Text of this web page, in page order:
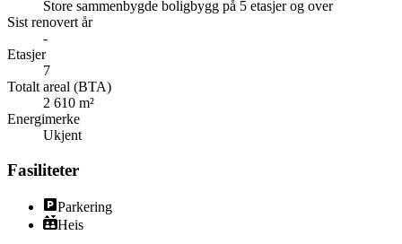
Store sammenbygde boligbygg på 5 etasjer og over
Sist renovert år
-
Etasjer
7
Totalt areal (BTA)
2 610 m²
Energimerke
Ukjent
Fasiliteter
Parkering
Heis